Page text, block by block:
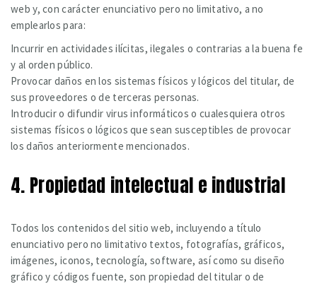
web y, con carácter enunciativo pero no limitativo, a no
emplearlos para:
Incurrir en actividades ilícitas, ilegales o contrarias a la buena fe
y al orden público.
Provocar daños en los sistemas físicos y lógicos del titular, de
sus proveedores o de terceras personas.
Introducir o difundir virus informáticos o cualesquiera otros
sistemas físicos o lógicos que sean susceptibles de provocar
los daños anteriormente mencionados.
4. Propiedad intelectual e industrial
Todos los contenidos del sitio web, incluyendo a título
enunciativo pero no limitativo textos, fotografías, gráficos,
imágenes, iconos, tecnología, software, así como su diseño
gráfico y códigos fuente, son propiedad del titular o de